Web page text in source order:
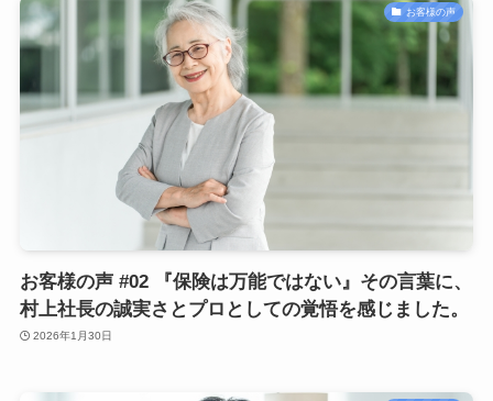
お客様の声
お客様の声 #02 『保険は万能ではない』その言葉に、
村上社長の誠実さとプロとしての覚悟を感じました。
2026年1月30日